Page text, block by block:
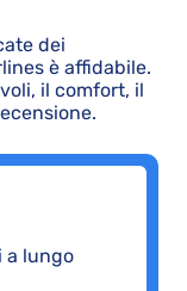
dei
è affidabile.
il comfort, il
a lungo